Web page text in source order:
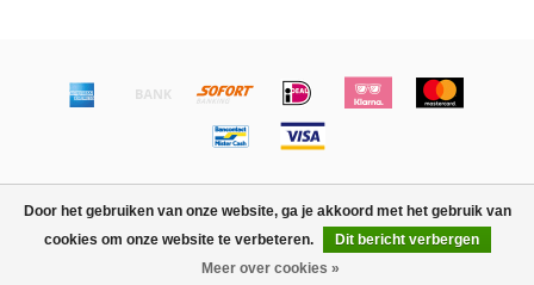
Door het gebruiken van onze website, ga je akkoord met het gebruik van
cookies om onze website te verbeteren.
Dit bericht verbergen
Meer over cookies »
Lightspeed design
Dyvelopment
FILTERS